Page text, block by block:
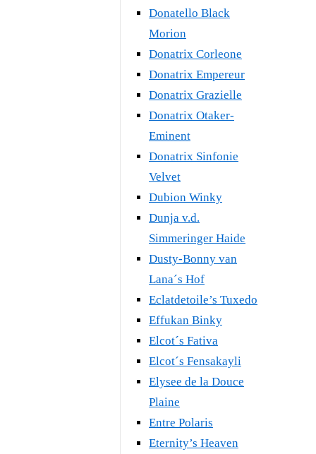
Donatello Black
Morion
Donatrix Corleone
Donatrix Empereur
Donatrix Grazielle
Donatrix Otaker-
Eminent
Donatrix Sinfonie
Velvet
Dubion Winky
Dunja v.d.
Simmeringer Haide
Dusty-Bonny van
Lana´s Hof
Eclatdetoile’s Tuxedo
Effukan Binky
Elcot´s Fativa
Elcot´s Fensakayli
Elysee de la Douce
Plaine
Entre Polaris
Eternity’s Heaven